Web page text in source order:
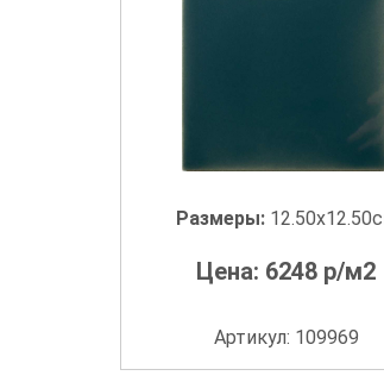
Размеры:
Цена: 6248 р/м2
Артикул: 109969